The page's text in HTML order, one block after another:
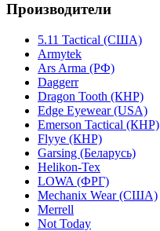
Производители
5.11 Tactical (США)
Armytek
Ars Arma (РФ)
Daggerr
Dragon Tooth (КНР)
Edge Eyewear (USA)
Emerson Tactical (КНР)
Flyye (КНР)
Garsing (Беларусь)
Helikon-Tex
LOWA (ФРГ)
Mechanix Wear (США)
Merrell
Not Today